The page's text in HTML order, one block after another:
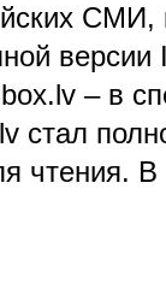
версии
– в
стал
чтения.